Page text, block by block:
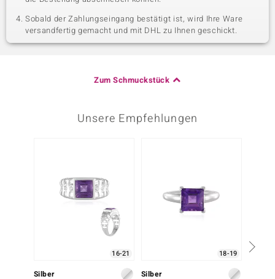
Sobald der Zahlungseingang bestätigt ist, wird Ihre Ware
versandfertig gemacht und mit DHL zu Ihnen geschickt.
Zum Schmuckstück
Unsere Empfehlungen
16-21
Silber
18-19
Silber